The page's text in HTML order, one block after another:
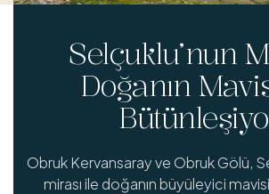
Selçuklu’nun
Doğanın
Obruk Kervansaray ve Obruk Gölü,
mirası ile doğanın büyüleyici